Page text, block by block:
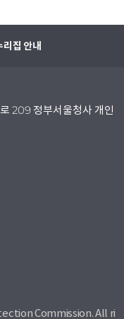
리집 안내
209 정부서울청사 개인
Commission. All ri